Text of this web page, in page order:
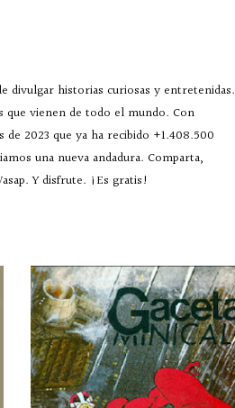
divulgar historias curiosas y entretenidas.
que vienen de todo el mundo. Con
2023 que ya ha recibido +1.408.500
una nueva andadura. Comparta,
Y disfrute. ¡Es gratis!